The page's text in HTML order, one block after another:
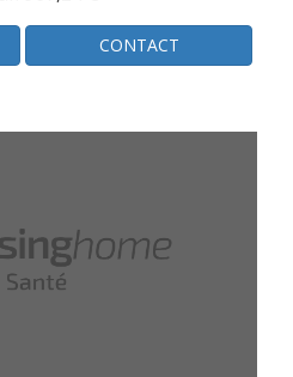
CONTACT